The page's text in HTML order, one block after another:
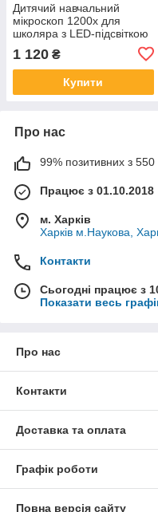
Дитячий навчальний
мікроскоп 1200x для
школяра з LED-підсвіткою
1 120 ₴
Купити
Про нас
99% позитивних з 550
Працює з 01.10.2018
м. Харків
Харків м.Наукова,
Контакти
Сьогодні працює з
Показати весь
Про нас
Контакти
Доставка та оплата
Графік роботи
Повна версія сайту